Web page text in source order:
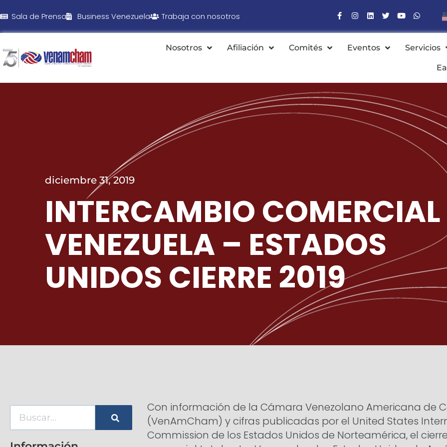
Sala de Prensa Business Venezuela Trabaja con nosotros
Nosotros Afiliación Comités Eventos Servicios
diciembre 31, 2019
INTERCAMBIO COMERCIAL
VENEZUELA – ESTADOS
UNIDOS CIERRE 2019
Con información de la Cámara Venezolano Americana de
(VenAmCham) y cifras publicadas por el United States
Commission de los Estados Unidos de Norteamérica, el